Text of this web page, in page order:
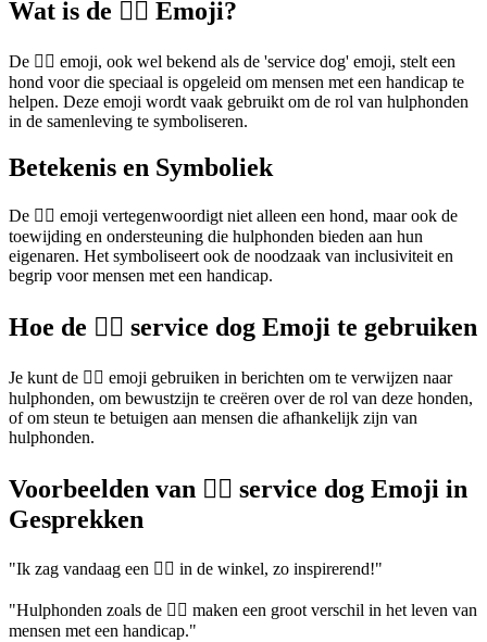
Wat is de 🐕‍🦺 Emoji?
De 🐕‍🦺 emoji, ook wel bekend als de 'service dog' emoji, stelt een
hond voor die speciaal is opgeleid om mensen met een handicap te
helpen. Deze emoji wordt vaak gebruikt om de rol van hulphonden
in de samenleving te symboliseren.
Betekenis en Symboliek
De 🐕‍🦺 emoji vertegenwoordigt niet alleen een hond, maar ook de
toewijding en ondersteuning die hulphonden bieden aan hun
eigenaren. Het symboliseert ook de noodzaak van inclusiviteit en
begrip voor mensen met een handicap.
Hoe de 🐕‍🦺 service dog Emoji te gebruiken
Je kunt de 🐕‍🦺 emoji gebruiken in berichten om te verwijzen naar
hulphonden, om bewustzijn te creëren over de rol van deze honden,
of om steun te betuigen aan mensen die afhankelijk zijn van
hulphonden.
Voorbeelden van 🐕‍🦺 service dog Emoji in
Gesprekken
"Ik zag vandaag een 🐕‍🦺 in de winkel, zo inspirerend!"
"Hulphonden zoals de 🐕‍🦺 maken een groot verschil in het leven van
mensen met een handicap."